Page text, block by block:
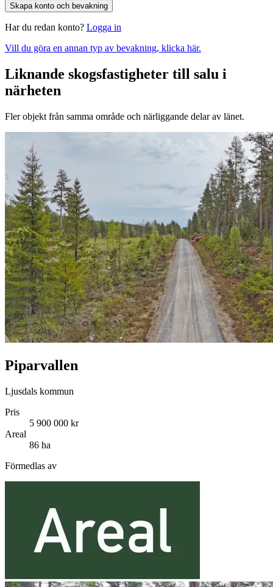
Skapa konto och bevakning
Har du redan konto? Logga in
Vill du göra en annan typ av bevakning, klicka här.
Liknande skogsfastigheter till salu i
närheten
Fler objekt från samma område och närliggande delar av länet.
Piparvallen
Ljusdals kommun
Pris
5 900 000 kr
Areal
86 ha
Förmedlas av